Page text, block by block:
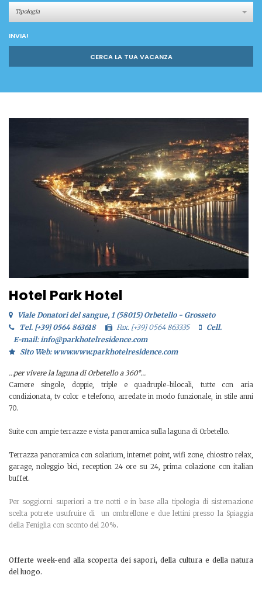
Tipologia
INVIA!
CERCA LA TUA VACANZA
Hotel Park Hotel
Viale Donatori del sangue, 1 (58015) Orbetello - Grosseto
Tel. [+39] 0564 863618
Fax. [+39] 0564 863335
Cell.
E-mail: info@parkhotelresidence.com
Sito Web: www.www.parkhotelresidence.com
…per vivere la laguna di Orbetello a 360°…
Camere singole, doppie, triple e quadruple-bilocali, tutte con aria
condizionata, tv color e telefono, arredate in modo funzionale, in stile anni
70.
Suite con ampie terrazze e vista panoramica sulla laguna di Orbetello.
Terrazza panoramica con solarium, internet point, wifi zone, chiostro relax,
garage, noleggio bici, reception 24 ore su 24, prima colazione con italian
buffet.
Per soggiorni superiori a tre notti e in base alla tipologia di sistemazione
scelta potrete usufruire di un ombrellone e due lettini presso la Spiaggia
della Feniglia con sconto del 20%.
Offerte week-end alla scoperta dei sapori, della cultura e della natura
del luogo.